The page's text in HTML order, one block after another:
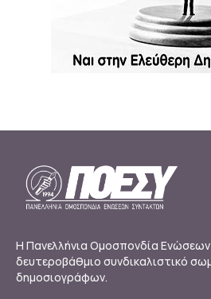
Η Πανελλήνια Ομοσπονδία Ενώσεων
δευτεροβάθμιο συνδικαλιστικό
δημοσιογράφων.